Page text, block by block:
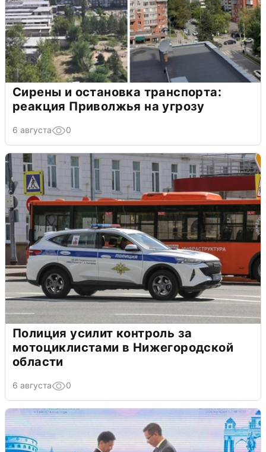
Сирены и остановка транспорта:
реакция Приволжья на угрозу
6 августа 0
Полиция усилит контроль за
мотоциклистами в Нижегородской
области
6 августа 0